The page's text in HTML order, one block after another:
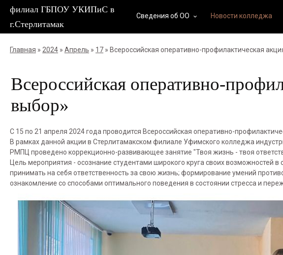
филиал ГБПОУ УКИПиС в
г.Стерлитамак
Сведения об ОО keyboard_arrow_down Новости колледжа
Главная » 2024 » Апрель » 17 » Всероссийская оперативно-профилактическая
Всероссийская оперативно-
выбор»
С 15 по 21 апреля 2024 года проводится Всероссийская оперативно-
В рамках данной акции в Стерлитамакском филиале Уфимского колледжа
РМПЦ проведено коррекционно-развивающее занятие "Твоя жизнь - твоя
Цель мероприятия - осознание студентами широкого круга своих возможностей
принимать на себя ответственность за свою жизнь; формирование умений
ознакомление со способами оптимального поведения в состоянии стресса и